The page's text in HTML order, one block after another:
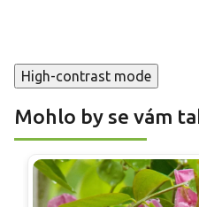
High-contrast mode
Mohlo by se vám